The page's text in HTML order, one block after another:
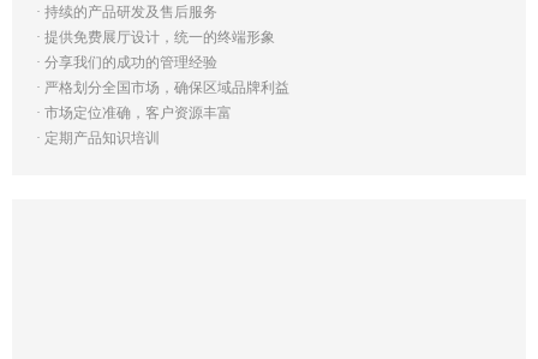
· 持续的产品研发及售后服务
· 提供免费展厅设计，统一的终端形象
· 分享我们的成功的管理经验
· 严格划分全国市场，确保区域品牌利益
· 市场定位准确，客户资源丰富
· 定期产品知识培训